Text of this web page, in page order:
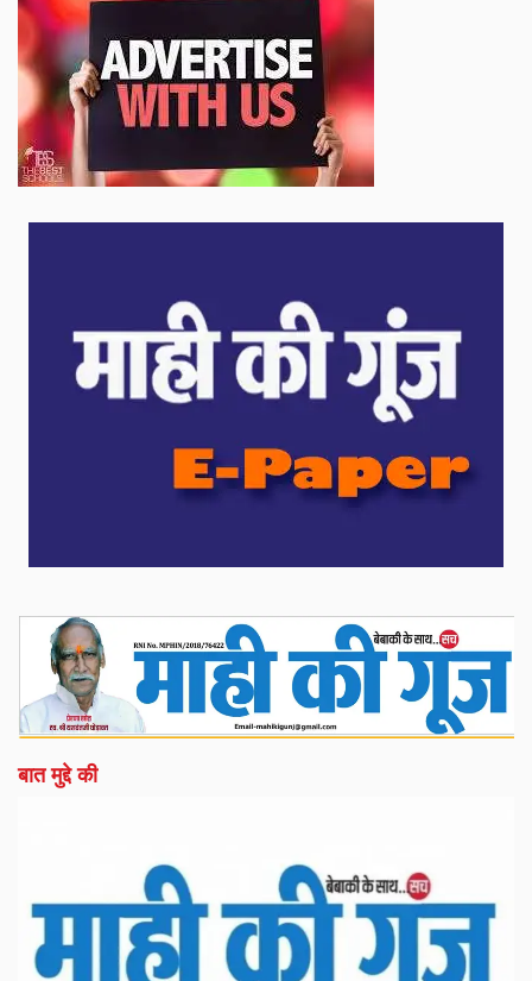
बात मुद्दे की